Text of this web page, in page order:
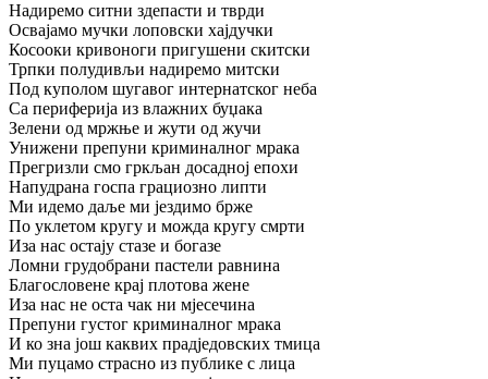
Надиремо ситни здепасти и тврди
Освајамо мучки лоповски хајдучки
Косооки кривоноги пригушени скитски
Трпки полудивљи надиремо митски
Под куполом шугавог интернатског неба
Са периферија из влажних буџака
Зелени од мржње и жути од жучи
Унижени препуни криминалног мрака
Прегризли смо гркљан досадној епохи
Напудрана госпа грациозно липти
Ми идемо даље ми јездимо брже
По уклетом кругу и можда кругу смрти
Иза нас остају стазе и богазе
Ломни грудобрани пастели равнина
Благословене крај плотова жене
Иза нас не оста чак ни мјесечина
Препуни густог криминалног мрака
И ко зна још каквих прадједовских тмица
Ми пуцамо страсно из публике с лица